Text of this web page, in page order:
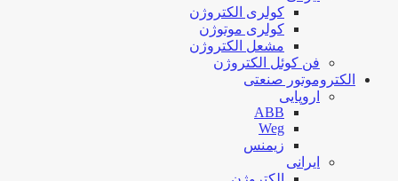
کولری الکتروژن
کولری موتوژن
مشعل الکتروژن
فن کوئل الکتروژن
الکتروموتور صنعتی
اروپایی
ABB
Weg
زیمنس
ایرانی